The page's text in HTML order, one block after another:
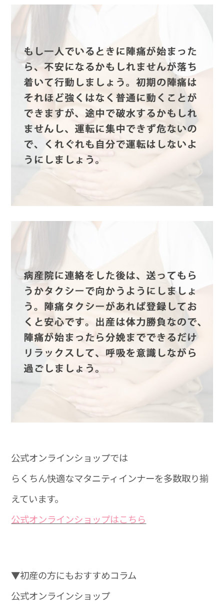
公式オンラインショップでは
らくちん快適なマタニティインナーを多数取り揃
えています。
公式オンラインショップはこちら
▼初産の方にもおすすめコラム
公式オンラインショップ